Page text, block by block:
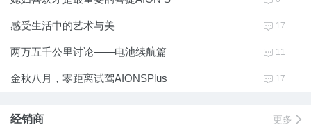
感受生活中的艺术与美 4 17
两万五千公里讨论——电池续航篇 4 11
金秋八月，零距离试驾AIONSPlus 4 17
更多 e
经销商